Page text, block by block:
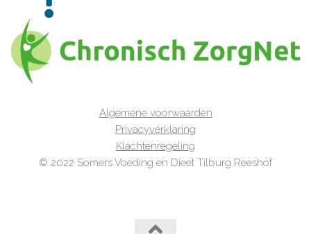
Algemene voorwaarden
Privacyverklaring
Klachtenregeling
© 2022 Somers Voeding en Dieet Tilburg Reeshof